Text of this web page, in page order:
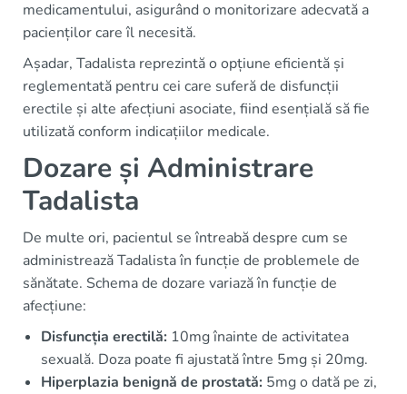
medicamentului, asigurând o monitorizare adecvată a
pacienților care îl necesită.
Așadar, Tadalista reprezintă o opțiune eficientă și
reglementată pentru cei care suferă de disfuncții
erectile și alte afecțiuni asociate, fiind esențială să fie
utilizată conform indicațiilor medicale.
Dozare și Administrare
Tadalista
De multe ori, pacientul se întreabă despre cum se
administrează Tadalista în funcție de problemele de
sănătate. Schema de dozare variază în funcție de
afecțiune:
Disfuncția erectilă: 10mg înainte de activitatea
sexuală. Doza poate fi ajustată între 5mg și 20mg.
Hiperplazia benignă de prostată: 5mg o dată pe zi,